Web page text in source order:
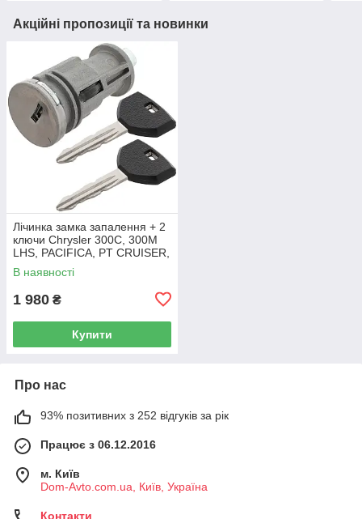
Акційні пропозиції та новинки
Лічинка замка запалення + 2
ключи Chrysler 300C, 300M
LHS, PACIFICA, PT CRUISER,
SEBRING 5003843AB
В наявності
1 980 ₴
Купити
Про нас
93% позитивних з 252 відгуків за рік
Працює з 06.12.2016
м. Київ
Dom-Avto.com.ua, Київ, Україна
Контакти